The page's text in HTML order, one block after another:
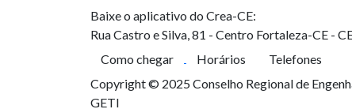
Baixe o aplicativo do Crea-CE:
Rua Castro e Silva, 81 - Centro Fortaleza-CE -
Como chegar
Horários
Telefones
Copyright © 2025 Conselho Regional de
GETI